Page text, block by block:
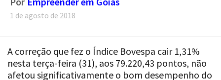
1 de agosto de 2018
A correção que fez o Índice Bovespa cair 1,31%
nesta terça-feira (31), aos 79.220,43 pontos, não
afetou significativamente o bom desempenho do